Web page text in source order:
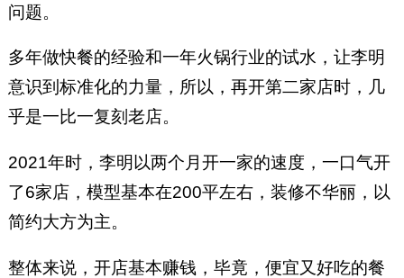
问题。
多年做快餐的经验和一年火锅行业的试水，让李明
意识到标准化的力量，所以，再开第二家店时，几
乎是一比一复刻老店。
2021年时，李明以两个月开一家的速度，一口气开
了6家店，模型基本在200平左右，装修不华丽，以
简约大方为主。
整体来说，开店基本赚钱，毕竟，便宜又好吃的餐